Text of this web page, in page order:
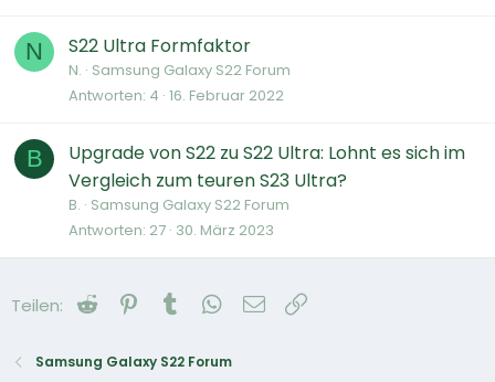
N S22 Ultra Formfaktor
N. Samsung Galaxy S22 Forum
Antworten 4 16. Februar 2022
B
Upgrade von S22 zu S22 Ultra: Lohnt es sich im
Vergleich zum teuren S23 Ultra?
B. Samsung Galaxy S22 Forum
Antworten 27 30. März 2023
Teilen: Reddit Pinterest
Tumblr WhatsApp
E-Mail
Samsung Galaxy S22 Forum